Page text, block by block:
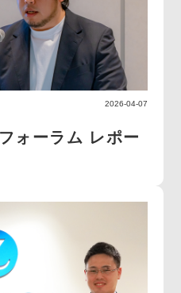
2026-04-07
ォーラム レポー